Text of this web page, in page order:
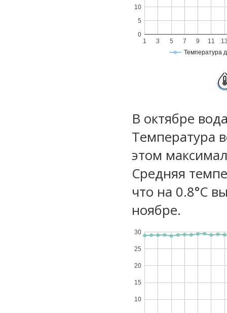
Температура
1 3 5 7 9 11
0
5
10
В октябре
Температура
этом
Средняя
что на 0.8°C
ноябре.
10
15
20
25
30